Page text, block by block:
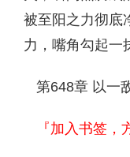
被至阳之力彻底
力，嘴角勾起一
第648章 以一
『加入书签，